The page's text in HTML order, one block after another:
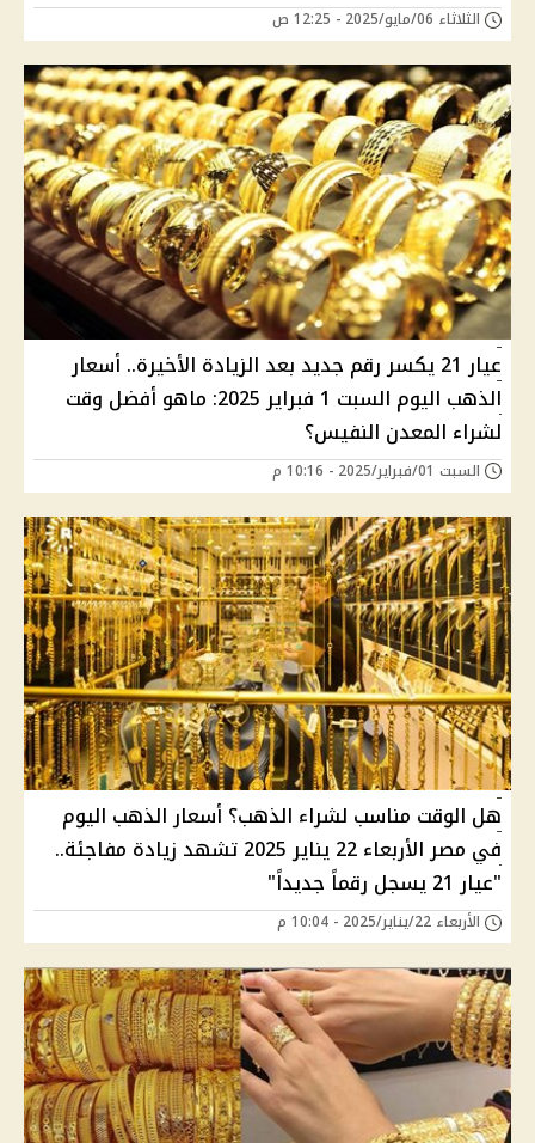
الثلاثاء 06/مايو/2025 - 12:25 ص
عيار 21 يكسر رقم جديد بعد الزيادة الأخيرة.. أسعار
الذهب اليوم السبت 1 فبراير 2025: ماهو أفضل وقت
لشراء المعدن النفيس؟
السبت 01/فبراير/2025 - 10:16 م
هل الوقت مناسب لشراء الذهب؟ أسعار الذهب اليوم
في مصر الأربعاء 22 يناير 2025 تشهد زيادة مفاجئة..
"عيار 21 يسجل رقماً جديداً"
الأربعاء 22/يناير/2025 - 10:04 م